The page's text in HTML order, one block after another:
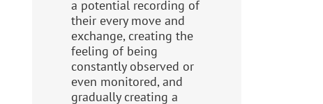
a potential recording of
their every move and
exchange, creating the
feeling of being
constantly observed or
even monitored, and
gradually creating a